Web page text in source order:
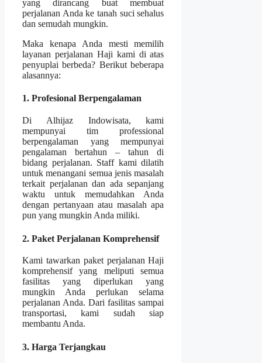
yang dirancang buat membuat
perjalanan Anda ke tanah suci sehalus
dan semudah mungkin.
Maka kenapa Anda mesti memilih
layanan perjalanan Haji kami di atas
penyuplai berbeda? Berikut beberapa
alasannya:
1. Profesional Berpengalaman
Di Alhijaz Indowisata, kami
mempunyai tim professional
berpengalaman yang mempunyai
pengalaman bertahun – tahun di
bidang perjalanan. Staff kami dilatih
untuk menangani semua jenis masalah
terkait perjalanan dan ada sepanjang
waktu untuk memudahkan Anda
dengan pertanyaan atau masalah apa
pun yang mungkin Anda miliki.
2. Paket Perjalanan Komprehensif
Kami tawarkan paket perjalanan Haji
komprehensif yang meliputi semua
fasilitas yang diperlukan yang
mungkin Anda perlukan selama
perjalanan Anda. Dari fasilitas sampai
transportasi, kami sudah siap
membantu Anda.
3. Harga Terjangkau